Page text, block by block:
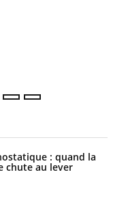
: quand la
chute au lever